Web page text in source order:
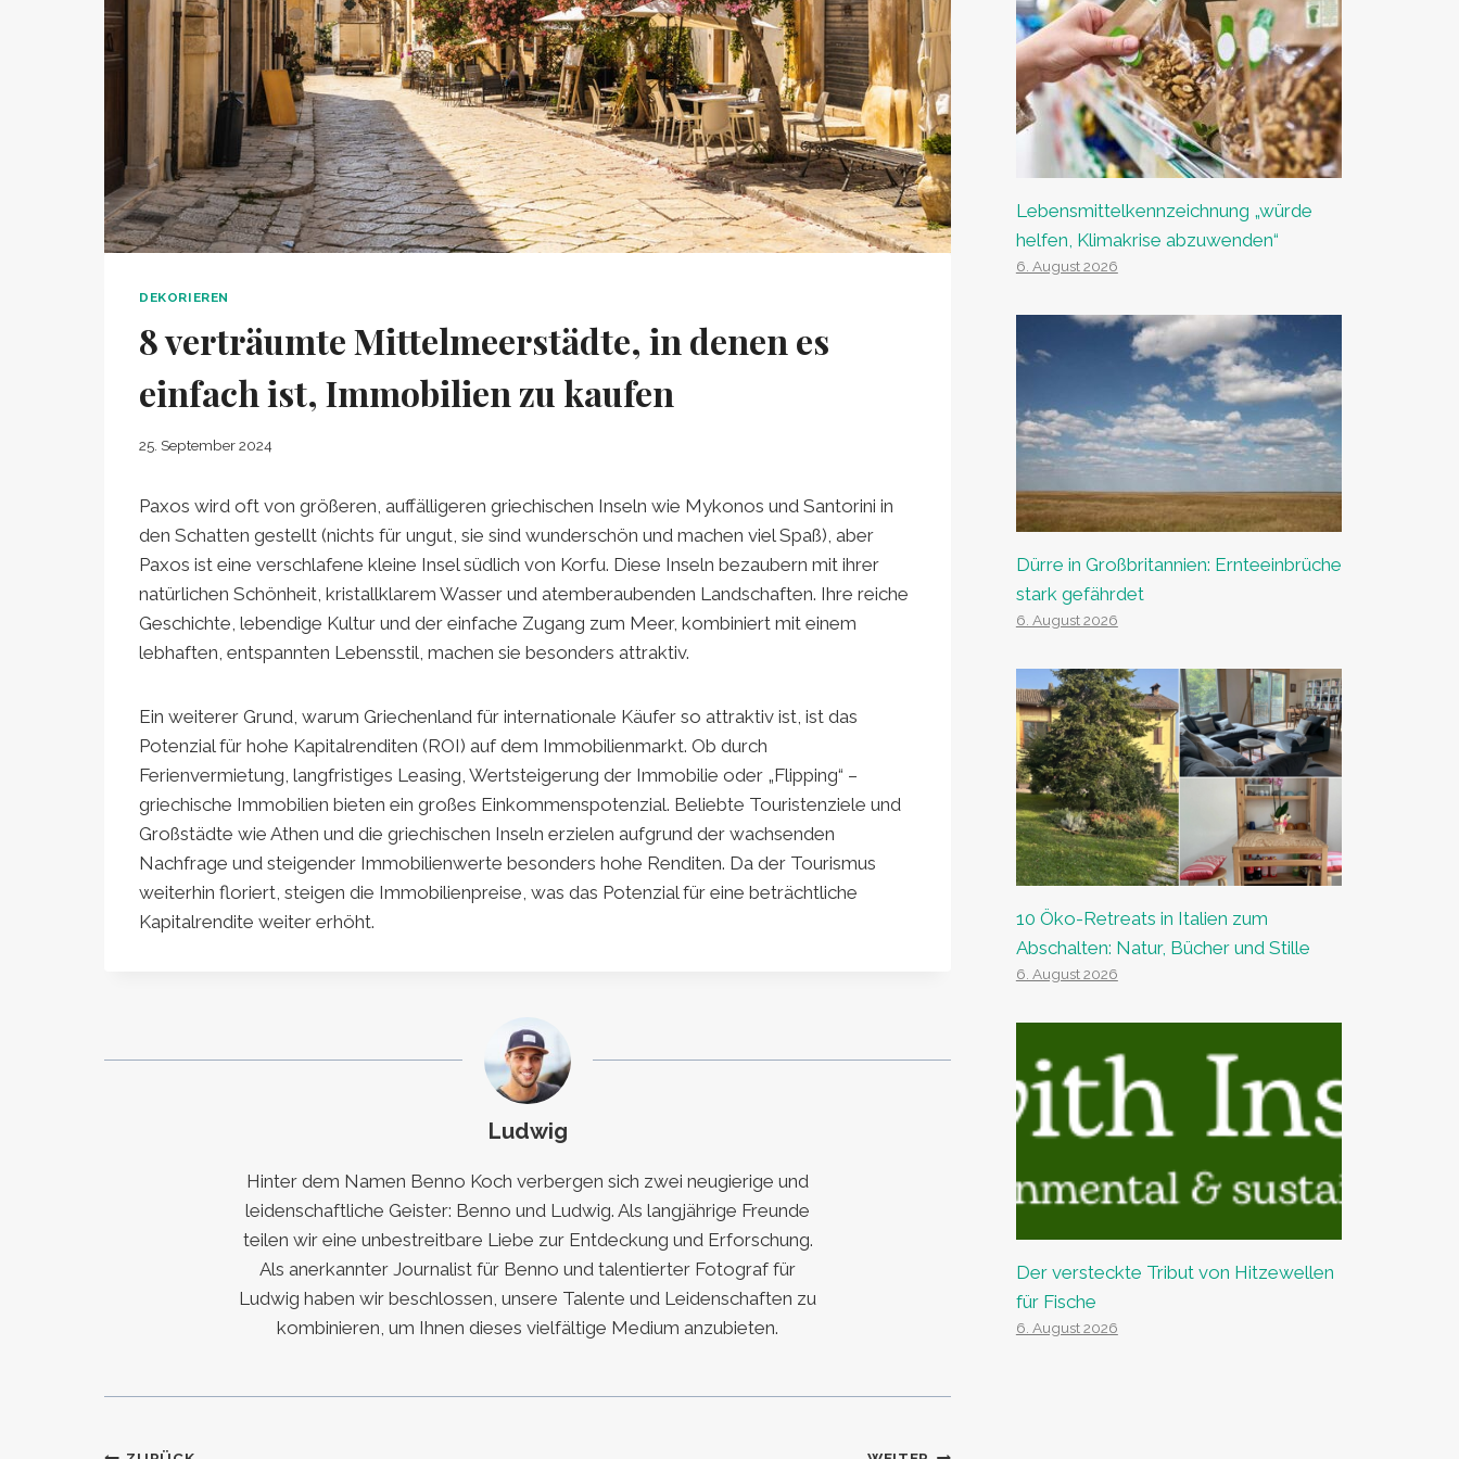
DEKORIEREN
8 verträumte Mittelmeerstädte, in denen es
einfach ist, Immobilien zu kaufen
25. September 2024
Paxos wird oft von größeren, auffälligeren griechischen Inseln wie Mykonos und Santorini in
den Schatten gestellt (nichts für ungut, sie sind wunderschön und machen viel Spaß), aber
Paxos ist eine verschlafene kleine Insel südlich von Korfu. Diese Inseln bezaubern mit ihrer
natürlichen Schönheit, kristallklarem Wasser und atemberaubenden Landschaften. Ihre reiche
Geschichte, lebendige Kultur und der einfache Zugang zum Meer, kombiniert mit einem
lebhaften, entspannten Lebensstil, machen sie besonders attraktiv.
Ein weiterer Grund, warum Griechenland für internationale Käufer so attraktiv ist, ist das
Potenzial für hohe Kapitalrenditen (ROI) auf dem Immobilienmarkt. Ob durch
Ferienvermietung, langfristiges Leasing, Wertsteigerung der Immobilie oder „Flipping“ –
griechische Immobilien bieten ein großes Einkommenspotenzial. Beliebte Touristenziele und
Großstädte wie Athen und die griechischen Inseln erzielen aufgrund der wachsenden
Nachfrage und steigender Immobilienwerte besonders hohe Renditen. Da der Tourismus
weiterhin floriert, steigen die Immobilienpreise, was das Potenzial für eine beträchtliche
Kapitalrendite weiter erhöht.
Ludwig
Hinter dem Namen Benno Koch verbergen sich zwei neugierige und
leidenschaftliche Geister: Benno und Ludwig. Als langjährige Freunde
teilen wir eine unbestreitbare Liebe zur Entdeckung und Erforschung.
Als anerkannter Journalist für Benno und talentierter Fotograf für
Ludwig haben wir beschlossen, unsere Talente und Leidenschaften zu
kombinieren, um Ihnen dieses vielfältige Medium anzubieten.
Lebensmittelkennzeichnung „würde
helfen, Klimakrise abzuwenden“
6. August 2026
Dürre in Großbritannien: Ernteeinbrüche
stark gefährdet
6. August 2026
10 Öko-Retreats in Italien zum
Abschalten: Natur, Bücher und Stille
6. August 2026
Der versteckte Tribut von Hitzewellen
für Fische
6. August 2026